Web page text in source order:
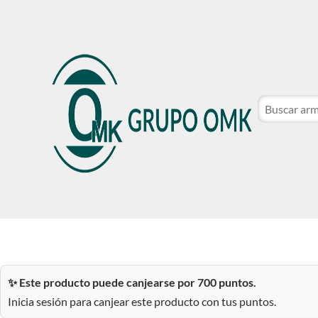
CATÁLOGO DE MARCAS
✨ Este producto puede canjearse por 700 puntos.
Inicia sesión para canjear este producto con tus puntos.